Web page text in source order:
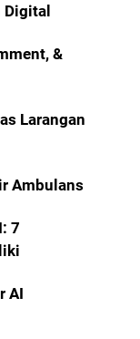
Digital
&
Larangan
Ambulans
7
AI